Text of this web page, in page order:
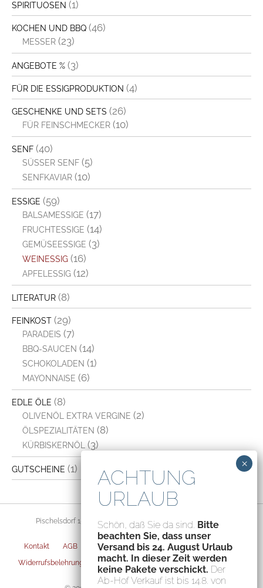
SPIRITUOSEN (1)
KOCHEN UND BBQ (46)
MESSER (23)
ANGEBOTE % (3)
FÜR DIE ESSIGPRODUKTION (4)
GESCHENKE UND SETS (26)
FÜR FEINSCHMECKER (10)
SENF (40)
SÜSSER SENF (5)
SENFKAVIAR (10)
ESSIGE (59)
BALSAMESSIGE (17)
FRUCHTESSIGE (14)
GEMÜSEESSIGE (3)
WEINESSIG (16)
APFELESSIG (12)
LITERATUR (8)
FEINKOST (29)
PARADEIS (7)
BBQ-SAUCEN (14)
SCHOKOLADEN (1)
MAYONNAISE (6)
EDLE ÖLE (8)
OLIVENÖL EXTRA VERGINE (2)
ÖLSPEZIALITÄTEN (8)
KÜRBISKERNÖL (3)
GUTSCHEINE (1)
Pischelsdorf 156, 8212 Pischelsdorf, Austria – ATU70094435
Kontakt AGB Datenschutz Impressum
Versandarten
Widerrufsbelehrung
Zahlungsarten Privatsphäre-Einstellungen
Schön, daß Sie da sind. Bitte
beachten Sie, dass unser
Versand bis 24. August Urlaub
macht. In dieser Zeit werden
keine Pakete verschickt. Der
Ab-Hof Verkauf ist bis 14.8. von